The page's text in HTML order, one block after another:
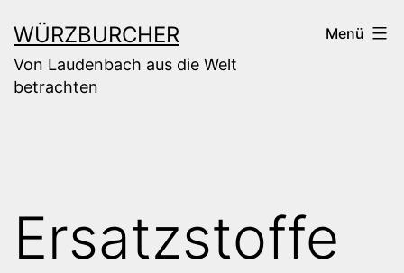
Inhalt
springen
WÜRZBURCHER
Von Laudenbach aus die Welt
betrachten
Menü
Ersatzstoffe